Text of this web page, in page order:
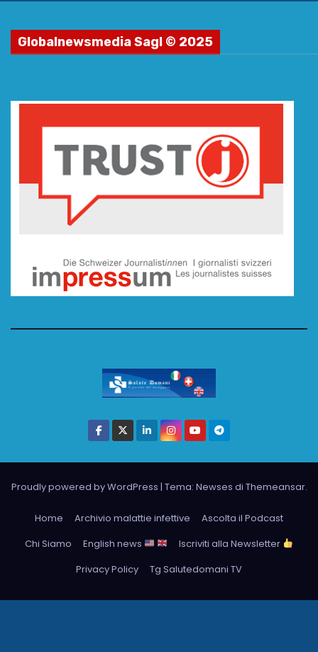
Globalnewsmedia Sagl © 2025
Proudly powered by WordPress | Tema: Newses di Themeansar.
Home Archivio malattie infettive
Ascolta il Podcast
Chi Siamo
English news
Iscriviti alla Newsletter
Privacy Policy
Tg Salutedomani TV